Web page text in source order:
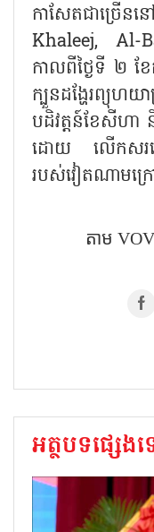
កាសែតជាច្រ
Khaleej, Al-
កាលពីថ្ងៃទី ២ ខ
ក្បួនដង្ហែរព្យុហ
បដិវត្តន៍ខែសីហា
ដោយ លើកសរស
របស់វៀតណាមក្រ
តាម​
អត្ថបទផ្សេង